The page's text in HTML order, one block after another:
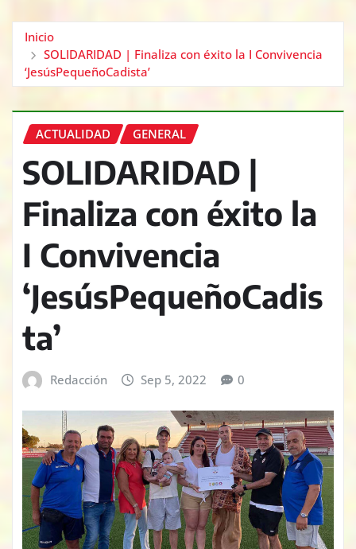
Inicio
SOLIDARIDAD | Finaliza con éxito la I Convivencia
‘JesúsPequeñoCadista’
ACTUALIDAD GENERAL
SOLIDARIDAD |
Finaliza con éxito la
I Convivencia
‘JesúsPequeñoCadis
ta’
Redacción Sep 5, 2022 0